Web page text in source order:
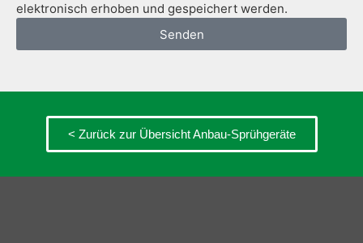
elektronisch erhoben und gespeichert werden.
Senden
< Zurück zur Übersicht Anbau-Sprühgeräte